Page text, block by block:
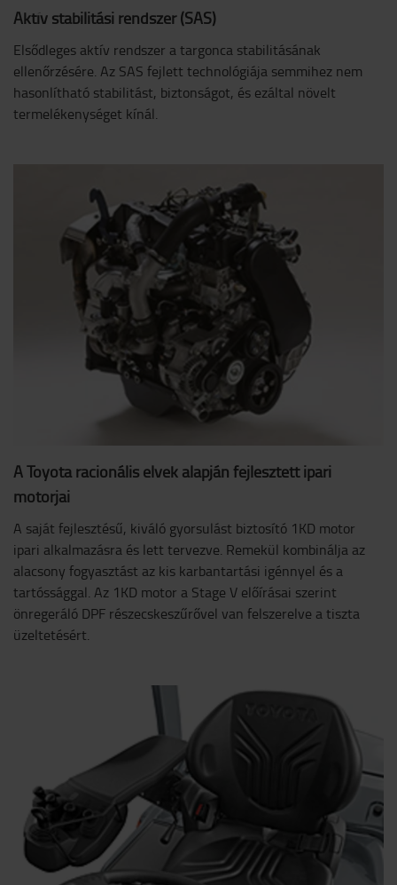
Aktív stabilitási rendszer (SAS)
Elsődleges aktív rendszer a targonca stabilitásának
ellenőrzésére. Az SAS fejlett technológiája semmihez nem
hasonlítható stabilitást, biztonságot, és ezáltal növelt
termelékenységet kínál.
A Toyota racionális elvek alapján fejlesztett ipari
motorjai
A saját fejlesztésű, kiváló gyorsulást biztosító 1KD motor
ipari alkalmazásra és lett tervezve. Remekül kombinálja az
alacsony fogyasztást az kis karbantartási igénnyel és a
tartóssággal. Az 1KD motor a Stage V előírásai szerint
önregeráló DPF részecskeszűrővel van felszerelve a tiszta
üzeltetésért.